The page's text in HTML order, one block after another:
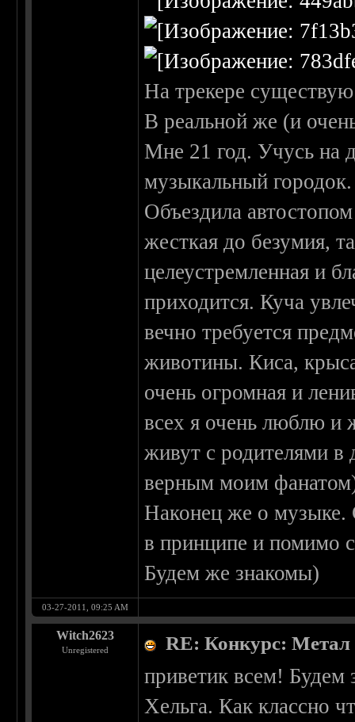
На трекере
В реальной же (и
Мне 21 год. Учусь на
музыкальный
Объездила
жесткая до безумия,
целеустремленная и
приходится. Куча
вечно требуется
животины. Киса,
очень огромная и
всех я очень люблю и
живут с родителями в
верным моим
Наконец же о музыке.
в принципе и помимо
Будем же знакомы)
03-27-2011, 09:25 AM
Witch2623
Unregistered RE: Конкурс: Метал
приветик всем!
Хельга. Как классно